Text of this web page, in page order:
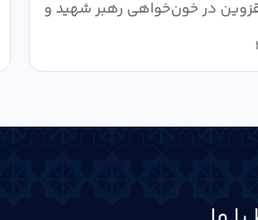
در خون‌خواهی رهبر شهید و